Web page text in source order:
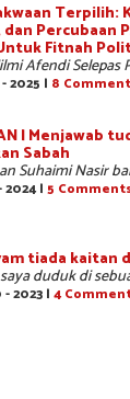
Terpilih:
dan Percubaan
Fitnah
Afendi Selepas
2025 | 8
| Menjawab
Sabah
Suhaimi Nasir
2024 | 5
tiada kaitan
duduk di
2023 | 4